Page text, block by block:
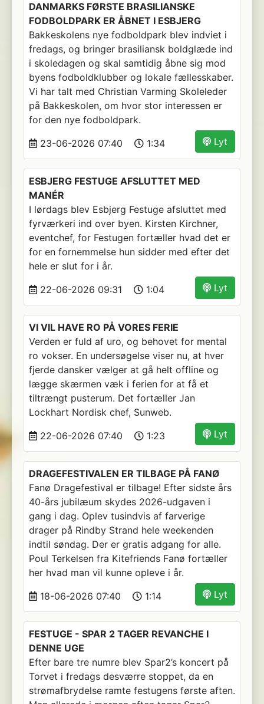
DANMARKS FØRSTE BRASILIANSKE
FODBOLDPARK ER ÅBNET I ESBJERG
Bakkeskolens nye fodboldpark blev indviet i
fredags, og bringer brasiliansk boldglæde ind
i skoledagen og skal samtidig åbne sig mod
byens fodboldklubber og lokale fællesskaber.
Vi har talt med Christian Varming Skoleleder
på Bakkeskolen, om hvor stor interessen er
for den nye fodboldpark.
Lyt
23-06-2026 07:40 1:34
ESBJERG FESTUGE AFSLUTTET MED
MANÉR
I lørdags blev Esbjerg Festuge afsluttet med
fyrværkeri ind over byen. Kirsten Kirchner,
eventchef, for Festugen fortæller hvad det er
for en fornemmelse hun sidder med efter det
hele er slut for i år.
Lyt
22-06-2026 09:31 1:04
VI VIL HAVE RO PÅ VORES FERIE
Verden er fuld af uro, og behovet for mental
ro vokser. En undersøgelse viser nu, at hver
fjerde dansker vælger at gå helt offline og
lægge skærmen væk i ferien for at få et
tiltrængt pusterum. Det fortæller Jan
Lockhart Nordisk chef, Sunweb.
Lyt
22-06-2026 07:40 1:23
DRAGEFESTIVALEN ER TILBAGE PÅ FANØ
Fanø Dragefestival er tilbage! Efter sidste års
40-års jubilæum skydes 2026-udgaven i
gang i dag. Oplev tusindvis af farverige
drager på Rindby Strand hele weekenden
indtil søndag. Der er gratis adgang for alle.
Poul Terkelsen fra Kitefriends Fanø fortæller
her hvad man vil kunne opleve i år.
Lyt
18-06-2026 07:40 1:14
FESTUGE - SPAR 2 TAGER REVANCHE I
DENNE UGE
Efter bare tre numre blev Spar2’s koncert på
Torvet i fredags desværre stoppet, da en
strømafbrydelse ramte festugens første aften.